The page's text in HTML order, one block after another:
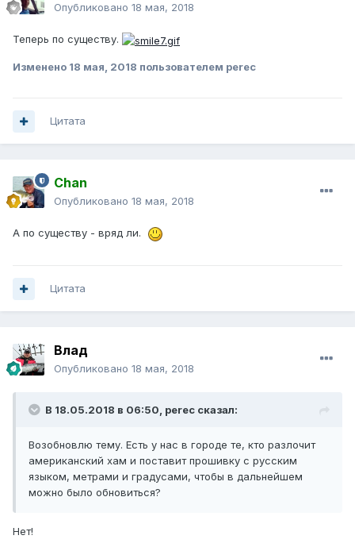
Опубликовано 18 мая, 2018
Теперь по существу.
Изменено 18 мая, 2018 пользователем perec
Цитата
Chan
Опубликовано 18 мая, 2018
А по существу - вряд ли.
Цитата
Влад
Опубликовано 18 мая, 2018
В 18.05.2018 в 06:50, perec сказал:
Возобновлю тему. Есть у нас в городе те, кто разлочит
американский хам и поставит прошивку с русским
языком, метрами и градусами, чтобы в дальнейшем
можно было обновиться?
Нет!